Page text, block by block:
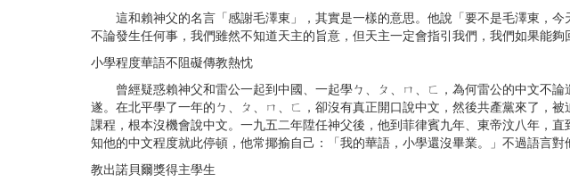
這和賴神父的名言「感謝毛澤東」，其實是一樣的意思。他說「要不是毛澤東，
不論發生任何事，我們雖然不知道天主的旨意，但天主一定會指引我們，我們如果能夠
小學程度華語不阻礙傳教熱忱
曾經疑惑賴神父和雷公一起到中國、一起學ㄅ、ㄆ、ㄇ、ㄈ，為何雷公的中文不
遂。在北平學了一年的ㄅ、ㄆ、ㄇ、ㄈ，卻沒有真正開口說中文，然後共產黨來了，
課程，根本沒機會說中文。一九五二年陞任神父後，他到菲律賓九年、東帝汶八年，
知他的中文程度就此停頓，他常揶揄自己：「我的華語，小學還沒畢業。」不過語言對
教出諾貝爾獎得主學生